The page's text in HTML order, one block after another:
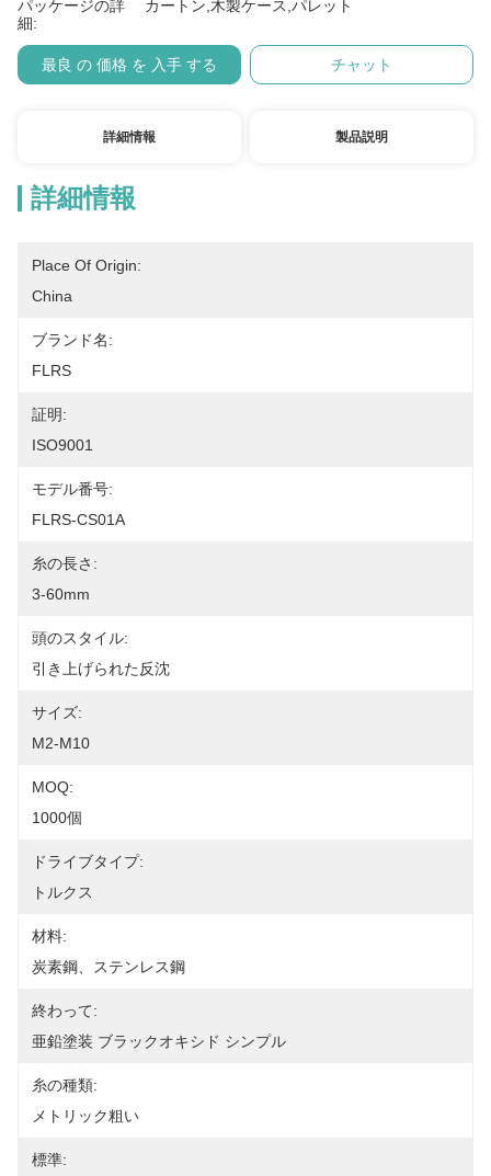
パッケージの詳
細:
カートン,木製ケース,パレット
最良 の 価格 を 入手 する チャット
詳細情報 製品説明
詳細情報
Place Of Origin:
China
ブランド名:
FLRS
証明:
ISO9001
モデル番号:
FLRS-CS01A
糸の長さ:
3-60mm
頭のスタイル:
引き上げられた反沈
サイズ:
M2-M10
MOQ:
1000個
ドライブタイプ:
トルクス
材料:
炭素鋼、ステンレス鋼
終わって:
亜鉛塗装 ブラックオキシド シンプル
糸の種類:
メトリック粗い
標準: